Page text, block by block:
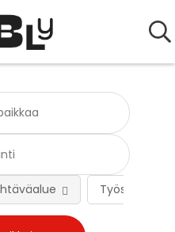
Työsuhteen